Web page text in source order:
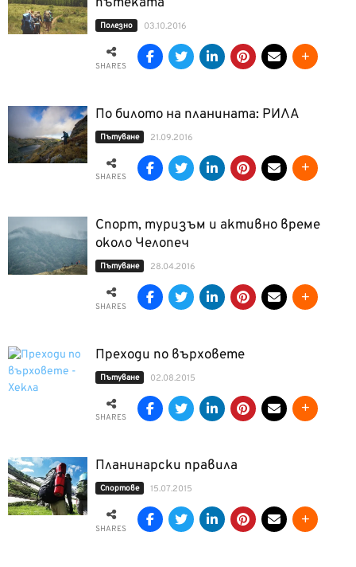
Полезно 03.10.2016
SHARES
По билото на планината: РИЛА
Пътуване 21.09.2016
SHARES
Спорт, туризъм и активно време
около Челопеч
Пътуване 28.04.2016
SHARES
Преходи по върховете
Пътуване 02.08.2015
SHARES
Планинарски правила
Спортове 15.07.2015
SHARES